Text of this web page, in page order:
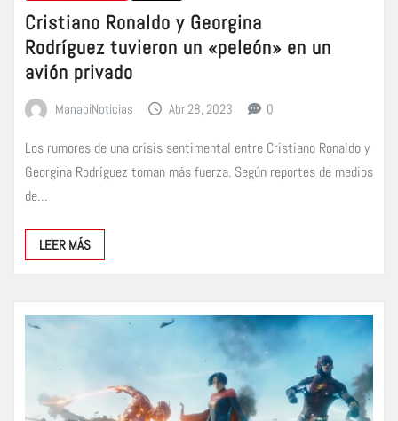
Cristiano Ronaldo y Georgina
Rodríguez tuvieron un «peleón» en un
avión privado
ManabiNoticias Abr 28, 2023 0
Los rumores de una crisis sentimental entre Cristiano Ronaldo y
Georgina Rodríguez toman más fuerza. Según reportes de medios
de…
LEER MÁS